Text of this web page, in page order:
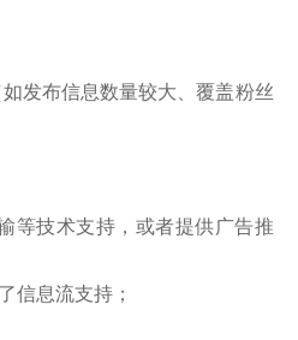
发布信息数量较大、覆盖粉丝
等技术支持，或者提供广告推
信息流支持；